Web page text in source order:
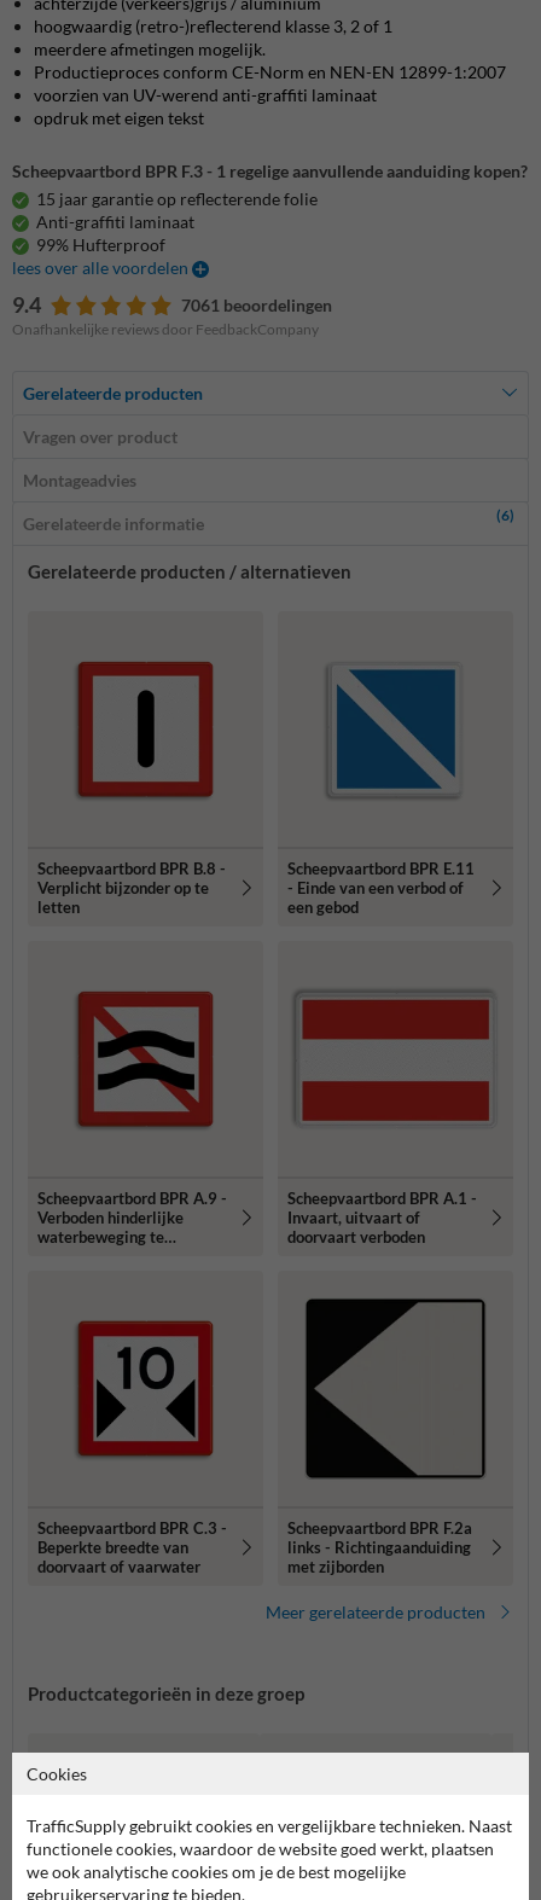
hoogwaardig (retro-)reflecterend klasse 3, 2 of 1
meerdere afmetingen mogelijk.
Productieproces conform CE-Norm en NEN-EN 12899-1:2007
voorzien van UV-werend anti-graffiti laminaat
opdruk met eigen tekst
Scheepvaartbord BPR F.3 - 1 regelige aanvullende aanduiding kopen?
15 jaar garantie op reflecterende folie
Anti-graffiti laminaat
99% Hufterproof
lees over alle voordelen
9.4 7061 beoordelingen
Onafhankelijke reviews door FeedbackCompany
Gerelateerde producten
Vragen over product
Montageadvies
Gerelateerde informatie (6)
Gerelateerde producten / alternatieven
Scheepvaartbord BPR B.8 -
Verplicht bijzonder op te
letten
Scheepvaartbord BPR E.11
- Einde van een verbod of
een gebod
Scheepvaartbord BPR A.9 -
Verboden hinderlijke
waterbeweging te
Scheepvaartbord BPR A.1 -
Invaart, uitvaart of
doorvaart verboden
Scheepvaartbord BPR C.3 -
Beperkte breedte van
doorvaart of vaarwater
Scheepvaartbord BPR F.2a
links - Richtingaanduiding
met zijborden
Meer gerelateerde producten
Productcategorieën in deze groep
Cookies
TrafficSupply gebruikt cookies en vergelijkbare technieken. Naast
functionele cookies, waardoor de website goed werkt, plaatsen
we ook analytische cookies om je de best mogelijke
gebruikerservaring te bieden.